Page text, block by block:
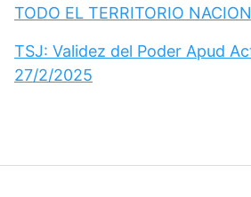
TODO EL TERRITORIO
TSJ: Validez del Poder Apud
27/2/2025